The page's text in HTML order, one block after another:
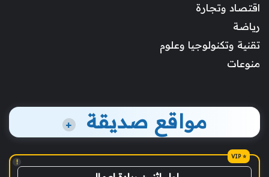
اقتصاد وتجارة
رياضة
تقنية وتكنولوجيا وعلوم
منوعات
مواقع صديقة +
!